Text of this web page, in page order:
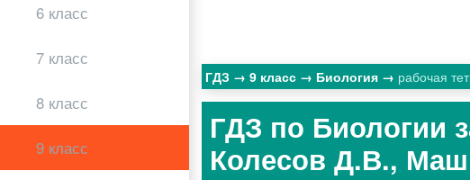
6 класс
7 класс
8 класс
9 класс
ГДЗ 9 класс Биология рабочая
ГДЗ по Биологии
Колесов Д.В.,